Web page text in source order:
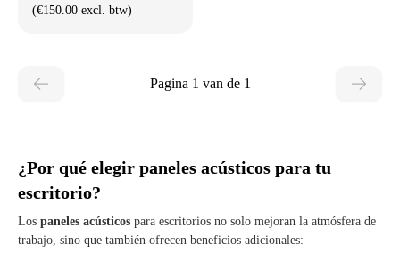
(€150.00 excl. btw)
Pagina 1 van de 1
¿Por qué elegir paneles acústicos para tu
escritorio?
Los paneles acústicos para escritorios no solo mejoran la atmósfera de
trabajo, sino que también ofrecen beneficios adicionales: